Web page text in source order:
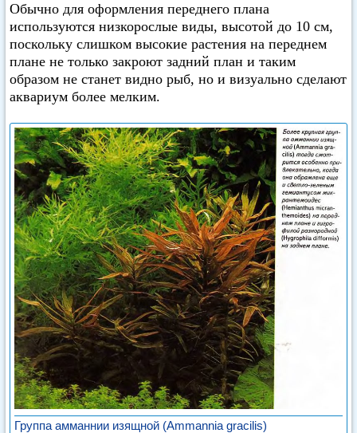
Обычно для оформления переднего плана
используются низкорослые виды, высотой до 10 см,
поскольку слишком высокие растения на переднем
плане не только закроют задний план и таким
образом не станет видно рыб, но и визуально сделают
аквариум более мелким.
Группа амманнии изящной (Ammannia gracilis)